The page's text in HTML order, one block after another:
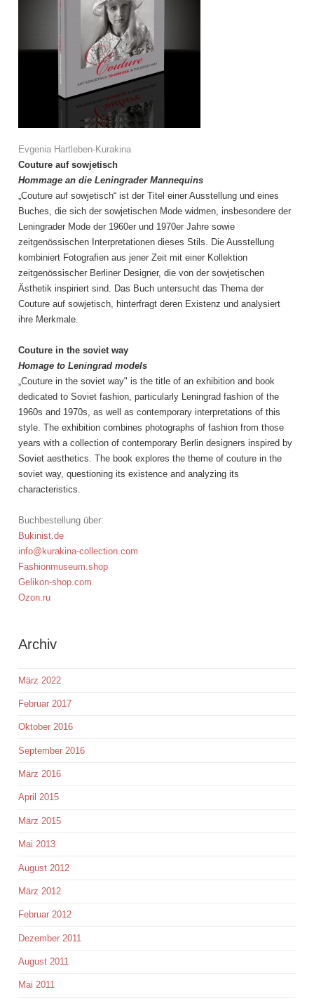
Evgenia Hartleben-Kurakina
Couture auf sowjetisch
Hommage an die Leningrader Mannequins
„Couture auf sowjetisch“ ist der Titel einer Ausstellung und eines
Buches, die sich der sowjetischen Mode widmen, insbesondere der
Leningrader Mode der 1960er und 1970er Jahre sowie
zeitgenössischen Interpretationen dieses Stils. Die Ausstellung
kombiniert Fotografien aus jener Zeit mit einer Kollektion
zeitgenössischer Berliner Designer, die von der sowjetischen
Ästhetik inspiriert sind. Das Buch untersucht das Thema der
Couture auf sowjetisch, hinterfragt deren Existenz und analysiert
ihre Merkmale.
Couture in the soviet way
Homage to Leningrad models
„Couture in the soviet way" is the title of an exhibition and book
dedicated to Soviet fashion, particularly Leningrad fashion of the
1960s and 1970s, as well as contemporary interpretations of this
style. The exhibition combines photographs of fashion from those
years with a collection of contemporary Berlin designers inspired by
Soviet aesthetics. The book explores the theme of couture in the
soviet way, questioning its existence and analyzing its
characteristics.
Buchbestellung über:
Bukinist.de
info@kurakina-collection.com
Fashionmuseum.shop
Gelikon-shop.com
Ozon.ru
Archiv
März 2022
Februar 2017
Oktober 2016
September 2016
März 2016
April 2015
März 2015
Mai 2013
August 2012
März 2012
Februar 2012
Dezember 2011
August 2011
Mai 2011